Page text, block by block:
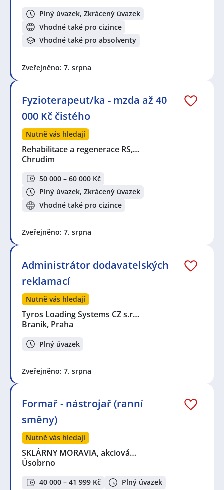
Plný úvazek, Zkrácený úvazek
Vhodné také pro cizince
Vhodné také pro absolventy
Zveřejněno: 7. srpna
Fyzioterapeut/ka - mzda až 40
000 Kč čistého
Nutně vás hledají
Rehabilitace a regenerace RS,…
Chrudim
50 000 – 60 000 Kč
Plný úvazek, Zkrácený úvazek
Vhodné také pro cizince
Zveřejněno: 7. srpna
Administrátor dodavatelských
reklamací
Nutně vás hledají
Tyros Loading Systems CZ s.r…
Braník, Praha
Plný úvazek
Zveřejněno: 7. srpna
Formař - nástrojař (ranní
směny)
Nutně vás hledají
SKLÁRNY MORAVIA, akciová…
Úsobrno
40 000 – 41 999 Kč Plný úvazek